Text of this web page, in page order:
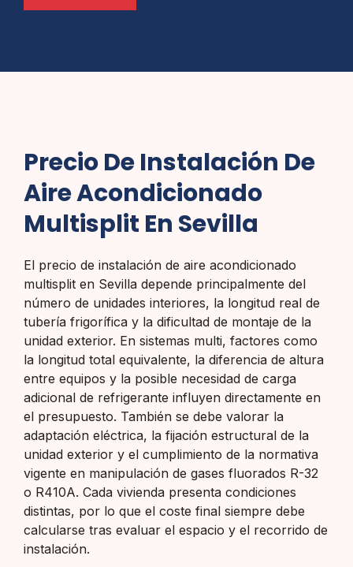
Precio De Instalación De
Aire Acondicionado
Multisplit En Sevilla
El precio de instalación de aire acondicionado
multisplit en Sevilla depende principalmente del
número de unidades interiores, la longitud real de
tubería frigorífica y la dificultad de montaje de la
unidad exterior. En sistemas multi, factores como
la longitud total equivalente, la diferencia de altura
entre equipos y la posible necesidad de carga
adicional de refrigerante influyen directamente en
el presupuesto. También se debe valorar la
adaptación eléctrica, la fijación estructural de la
unidad exterior y el cumplimiento de la normativa
vigente en manipulación de gases fluorados R-32
o R410A. Cada vivienda presenta condiciones
distintas, por lo que el coste final siempre debe
calcularse tras evaluar el espacio y el recorrido de
instalación.